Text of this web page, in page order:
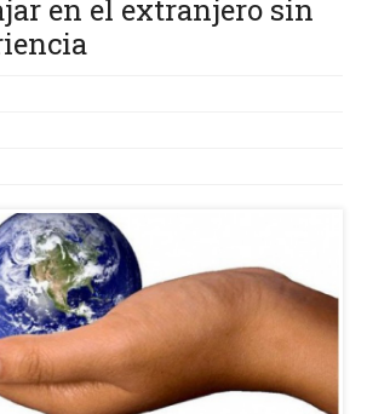
en el extranjero sin